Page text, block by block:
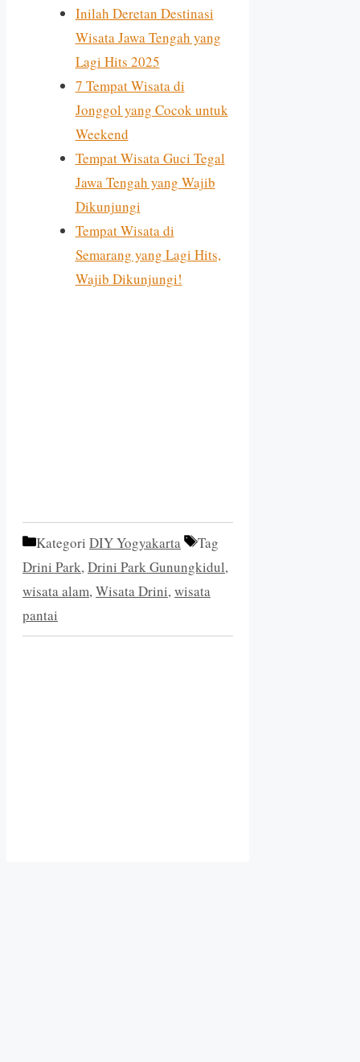
Inilah Deretan Destinasi
Wisata Jawa Tengah yang
Lagi Hits 2025
7 Tempat Wisata di
Jonggol yang Cocok untuk
Weekend
Tempat Wisata Guci Tegal
Jawa Tengah yang Wajib
Dikunjungi
Tempat Wisata di
Semarang yang Lagi Hits,
Wajib Dikunjungi!
Kategori DIY Yogyakarta
Tag
Drini Park,Drini Park Gunungkidul,
wisata alam,Wisata Drini,wisata
pantai